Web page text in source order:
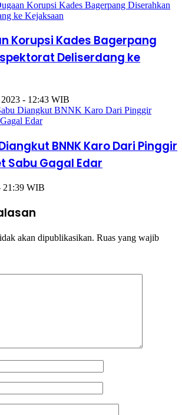
Korupsi Kades Bagerpang
Deliserdang ke
2023 - 12:43 WIB
BNNK Karo Dari Pinggir
Sabu Gagal Edar
21:39 WIB
akan dipublikasikan. Ruas yang wajib